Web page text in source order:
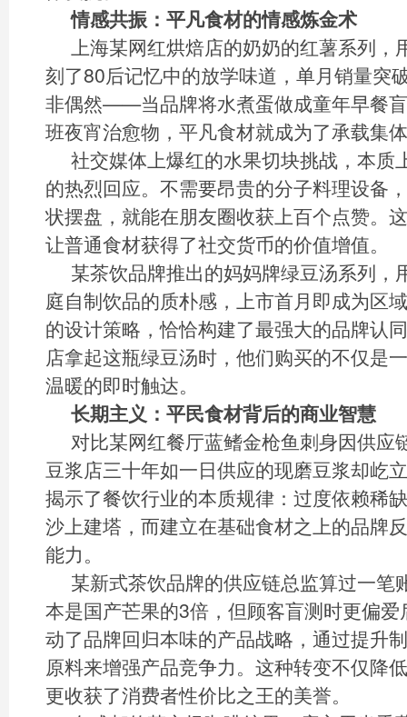
情感共振：平凡食材的情感炼金术
上海某网红烘焙店的奶奶的红薯系列，
刻了80后记忆中的放学味道，单月销量突
非偶然——当品牌将水煮蛋做成童年早餐
班夜宵治愈物，平凡食材就成为了承载集
社交媒体上爆红的水果切块挑战，本质
的热烈回应。不需要昂贵的分子料理设备
状摆盘，就能在朋友圈收获上百个点赞。
让普通食材获得了社交货币的价值增值。
某茶饮品牌推出的妈妈牌绿豆汤系列，
庭自制饮品的质朴感，上市首月即成为区
的设计策略，恰恰构建了最强大的品牌
店拿起这瓶绿豆汤时，他们购买的不仅是
温暖的即时触达。
长期主义：平民食材背后的商业智慧
对比某网红餐厅蓝鳍金枪鱼刺身因供应
豆浆店三十年如一日供应的现磨豆浆却屹
揭示了餐饮行业的本质规律：过度依赖稀
沙上建塔，而建立在基础食材之上的品牌
能力。
某新式茶饮品牌的供应链总监算过一笔
本是国产芒果的3倍，但顾客盲测时更偏
动了品牌回归本味的产品战略，通过提升
原料来增强产品竞争力。这种转变不仅降
更收获了消费者性价比之王的美誉。